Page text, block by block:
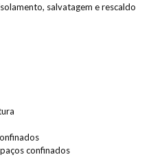
salvatagem e rescaldo
confinados